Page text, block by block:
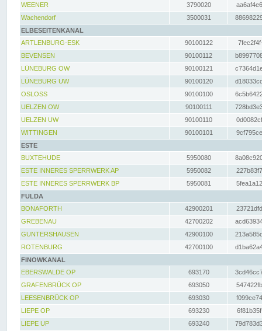
WEENER
3790020
Wachendorf
3500031
ELBESEITENKANAL
ARTLENBURG-ESK
90100122
BEVENSEN
90100112
LÜNEBURG OW
90100121
LÜNEBURG UW
90100120
OSLOSS
90100100
UELZEN OW
90100111
UELZEN UW
90100110
WITTINGEN
90100101
ESTE
BUXTEHUDE
5950080
ESTE INNERES SPERRWERK AP
5950082
ESTE INNERES SPERRWERK BP
5950081
FULDA
BONAFORTH
42900201
GREBENAU
42700202
GUNTERSHAUSEN
42900100
ROTENBURG
42700100
FINOWKANAL
EBERSWALDE OP
693170
GRAFENBRÜCK OP
693050
LEESENBRÜCK OP
693030
LIEPE OP
693230
LIEPE UP
693240